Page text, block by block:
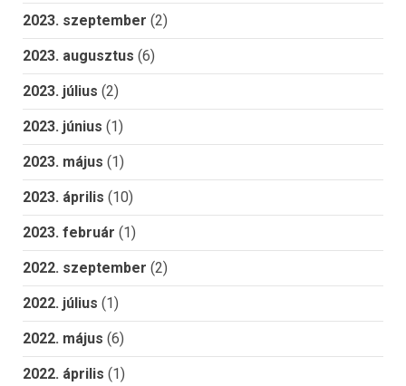
2023. szeptember (2)
2023. augusztus (6)
2023. július (2)
2023. június (1)
2023. május (1)
2023. április (10)
2023. február (1)
2022. szeptember (2)
2022. július (1)
2022. május (6)
2022. április (1)